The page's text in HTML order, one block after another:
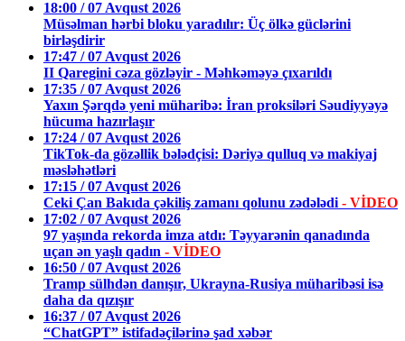
18:00 / 07 Avqust 2026
Müsəlman hərbi bloku yaradılır: Üç ölkə güclərini
birləşdirir
17:47 / 07 Avqust 2026
II Qaregini cəza gözləyir - Məhkəməyə çıxarıldı
17:35 / 07 Avqust 2026
Yaxın Şərqdə yeni müharibə: İran proksiləri Səudiyyəyə
hücuma hazırlaşır
17:24 / 07 Avqust 2026
TikTok-da gözəllik bələdçisi: Dəriyə qulluq və makiyaj
məsləhətləri
17:15 / 07 Avqust 2026
Ceki Çan Bakıda çəkiliş zamanı qolunu zədələdi - VİDEO
17:02 / 07 Avqust 2026
97 yaşında rekorda imza atdı: Təyyarənin qanadında
uçan ən yaşlı qadın - VİDEO
16:50 / 07 Avqust 2026
Tramp sülhdən danışır, Ukrayna-Rusiya müharibəsi isə
daha da qızışır
16:37 / 07 Avqust 2026
“ChatGPT” istifadəçilərinə şad xəbər